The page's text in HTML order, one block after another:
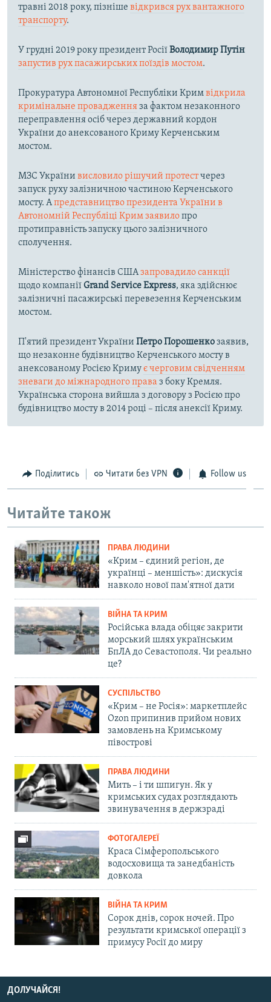
травні 2018 року, пізніше відкрився рух вантажного
транспорту.
У грудні 2019 року президент РосіїВолодимир Путін
запустив рух пасажирських поїздів мостом.
Прокуратура Автономної Республіки Кримвідкрила
кримінальне провадженняза фактом незаконного
переправлення осіб через державний кордон
України до анексованого Криму Керченським
мостом.
МЗС України висловило рішучий протестчерез
запуск руху залізничною частиною Керченського
мосту. Апредставництво президента України в
Автономній Республіці Крим заявилопро
протиправність запуску цього залізничного
сполучення.
Міністерство фінансів СШАзапровадило санкції
щодо компаніїGrand Service Express, яка здійснює
залізничні пасажирські перевезення Керченським
мостом.
П'ятий президент України Петро Порошенкозаявив,
що незаконне будівництво Керченського мосту в
анексованому Росією Кримує черговим свідченням
зневаги до міжнародного права з боку Кремля.
Українська сторона вийшла з договору з Росією про
будівництво мосту в 2014 році – після анексії Криму.
Поділитись Читати без VPN Follow us
Читайте також
ПРАВА ЛЮДИНИ
«Крим – єдиний регіон, де
українці – меншість»: дискусія
навколо нової пам'ятної дати
ВІЙНА ТА КРИМ
Російська влада обіцяє закрити
морський шлях українським
БпЛА до Севастополя. Чи реально
це?
СУСПІЛЬСТВО
«Крим – не Росія»: маркетплейс
Ozon припинив прийом нових
замовлень на Кримському
півострові
ПРАВА ЛЮДИНИ
Мить – і ти шпигун. Як у
кримських судах розглядають
звинувачення в держзраді
ФОТОГАЛЕРЕЇ
Краса Сімферопольського
водосховища та занедбаність
довкола
ВІЙНА ТА КРИМ
Сорок днів, сорок ночей. Про
результати кримської операції з
примусу Росії до миру
ДОЛУЧАЙСЯ!